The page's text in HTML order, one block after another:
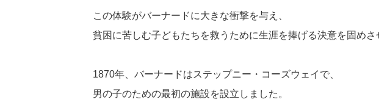
この体験がバーナードに大きな衝撃を与え、
貧困に苦しむ子どもたちを救うために生涯を捧げる決意を固めさ
1870年、バーナードはステップニー・コーズウェイで、
男の子のための最初の施設を設立しました。